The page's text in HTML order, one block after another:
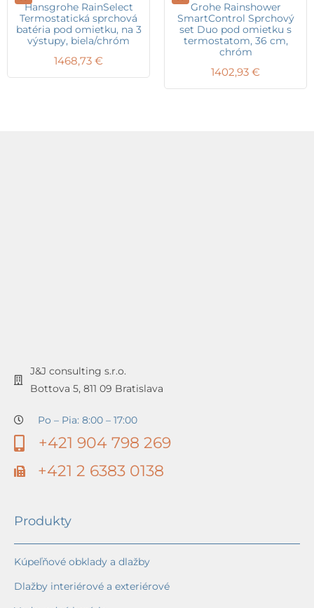
Hansgrohe RainSelect
Termostatická sprchová
batéria pod omietku, na 3
výstupy, biela/chróm
1468,73 €
Grohe Rainshower
SmartControl Sprchový
set Duo pod omietku s
termostatom, 36 cm,
chróm
1402,93 €
J&J consulting s.r.o.
Bottova 5, 811 09 Bratislava
Po – Pia: 8:00 – 17:00
+421 904 798 269
+421 2 6383 0138
Produkty
Kúpeľňové obklady a dlažby
Dlažby interiérové a exteriérové